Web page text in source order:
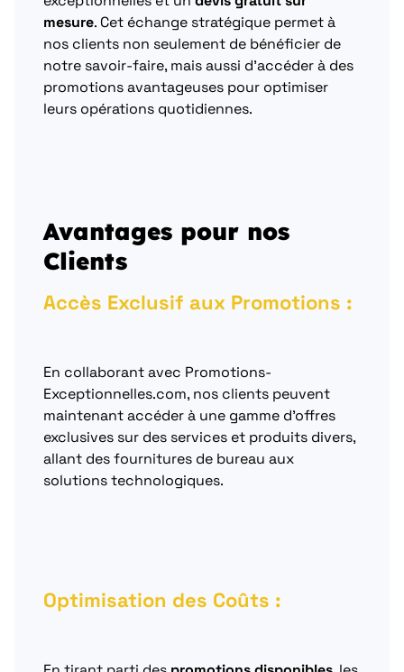
mesure. Cet échange stratégique permet à
nos clients non seulement de bénéficier de
notre savoir-faire, mais aussi d’accéder à des
promotions avantageuses pour optimiser
leurs opérations quotidiennes.
Avantages pour nos
Clients
Accès Exclusif aux Promotions :
En collaborant avec Promotions-
Exceptionnelles.com, nos clients peuvent
maintenant accéder à une gamme d’offres
exclusives sur des services et produits divers,
allant des fournitures de bureau aux
solutions technologiques.
Optimisation des Coûts :